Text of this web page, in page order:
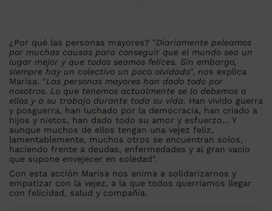
¿Por qué las personas mayores? "Diariamente peleamos
por muchas causas para conseguir que el mundo sea un
lugar mejor y que todos seamos felices. Sin embargo,
siempre hay un colectivo un poco olvidado", nos explica
Marisa. "Las personas mayores han dado todo por
nosotros. Lo que tenemos actualmente se lo debemos a
ellos y a su trabajo durante toda su vida. Han vivido guerra
y posguerra, han luchado por la democracia, han criado a
hijos y nietos, han dado todo su amor y esfuerzo... Y
aunque muchos de ellos tengan una vejez feliz,
lamentablemente, muchos otros se encuentran solos,
haciendo frente a deudas, enfermedades y al gran vacío
que supone envejecer en soledad".
Con esta acción Marisa nos anima a solidarizarnos y
empatizar con la vejez, a la que todos querríamos llegar
con felicidad, salud y compañía.